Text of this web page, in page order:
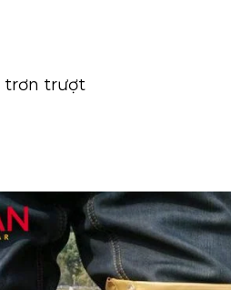
trơn trượt